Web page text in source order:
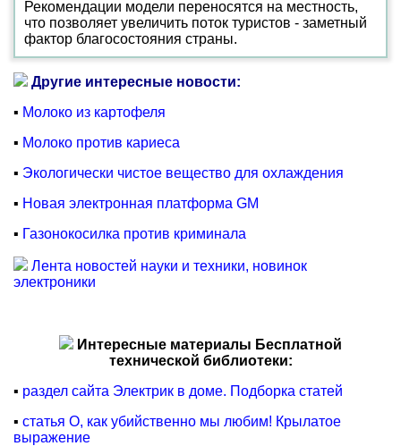
Рекомендации модели переносятся на местность,
что позволяет увеличить поток туристов - заметный
фактор благосостояния страны.
Другие интересные новости:
▪ Молоко из картофеля
▪ Молоко против кариеса
▪ Экологически чистое вещество для охлаждения
▪ Новая электронная платформа GM
▪ Газонокосилка против криминала
Лента новостей науки и техники, новинок
электроники
Интересные материалы Бесплатной
технической библиотеки:
▪ раздел сайта Электрик в доме. Подборка статей
▪ статья О, как убийственно мы любим! Крылатое
выражение